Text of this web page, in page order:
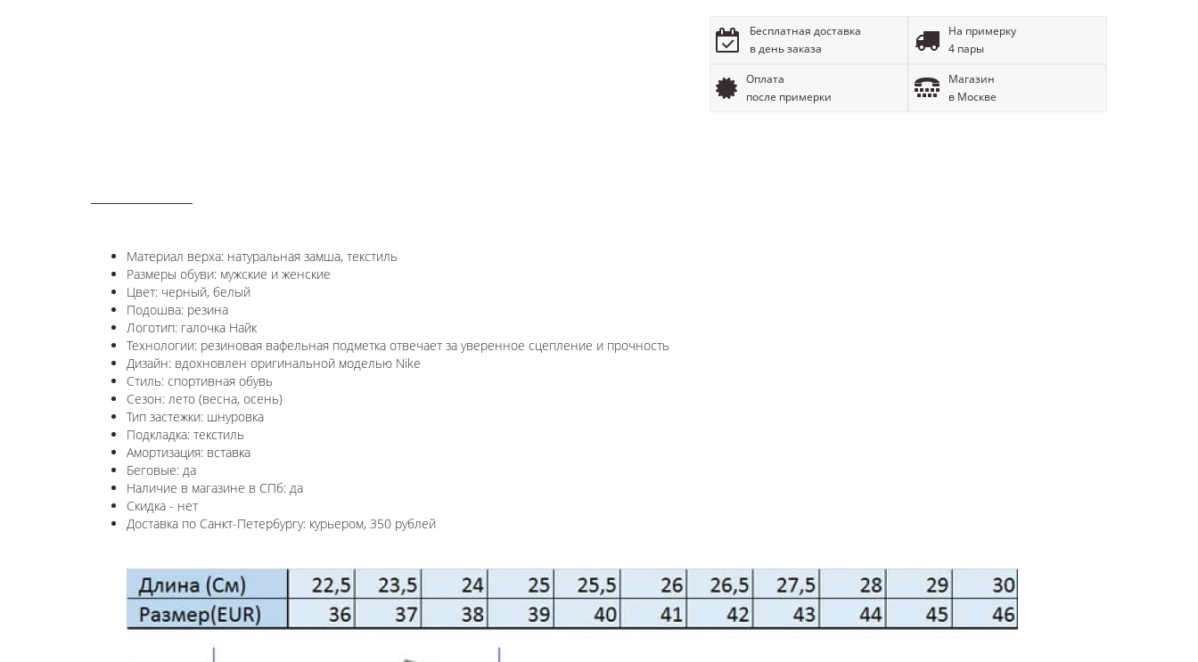
Бесплатная доставка
в день заказа
На примерку
4 пары
Оплата
после примерки
Магазин
в Москве
Материал верха: натуральная замша, текстиль
Размеры обуви: мужские и женские
Цвет: черный, белый
Подошва: резина
Логотип: галочка Найк
Технологии: резиновая вафельная подметка отвечает за уверенное сцепление и прочность
Дизайн: вдохновлен оригинальной моделью Nike
Стиль: спортивная обувь
Сезон: лето (весна, осень)
Тип застежки: шнуровка
Подкладка: текстиль
Амортизация: вставка
Беговые: да
Наличие в магазине в СПб: да
Скидка - нет
Доставка по Санкт-Петербургу: курьером, 350 рублей